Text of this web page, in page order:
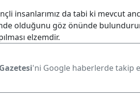
insanlarımız da tabi ki mevcut
olduğunu göz önünde
elzemdir.
'ni Google haberlerde takip